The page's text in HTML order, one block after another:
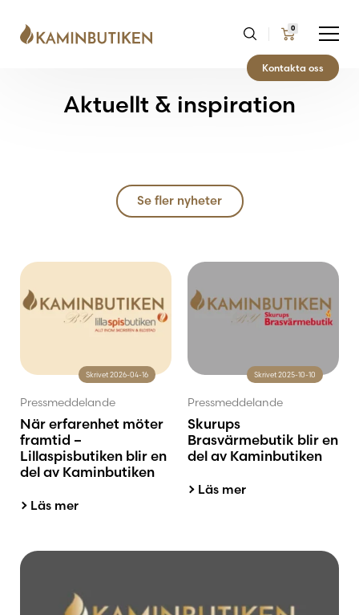
0
Kontakta oss
Aktuellt & inspiration
Se fler nyheter
Skrivet 2026-04-16
Pressmeddelande
När erfarenhet möter
framtid –
Lillaspisbutiken blir en
del av Kaminbutiken
Läs mer
Skrivet 2025-10-10
Pressmeddelande
Skurups
Brasvärmebutik blir en
del av Kaminbutiken
Läs mer